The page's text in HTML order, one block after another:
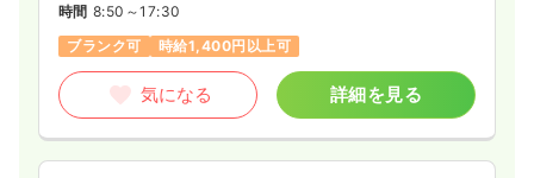
時間 8:50～17:30
ブランク可
時給1,400円以上可
気になる 詳細を見る